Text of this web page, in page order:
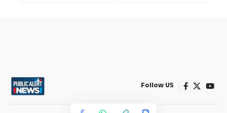
Follow US